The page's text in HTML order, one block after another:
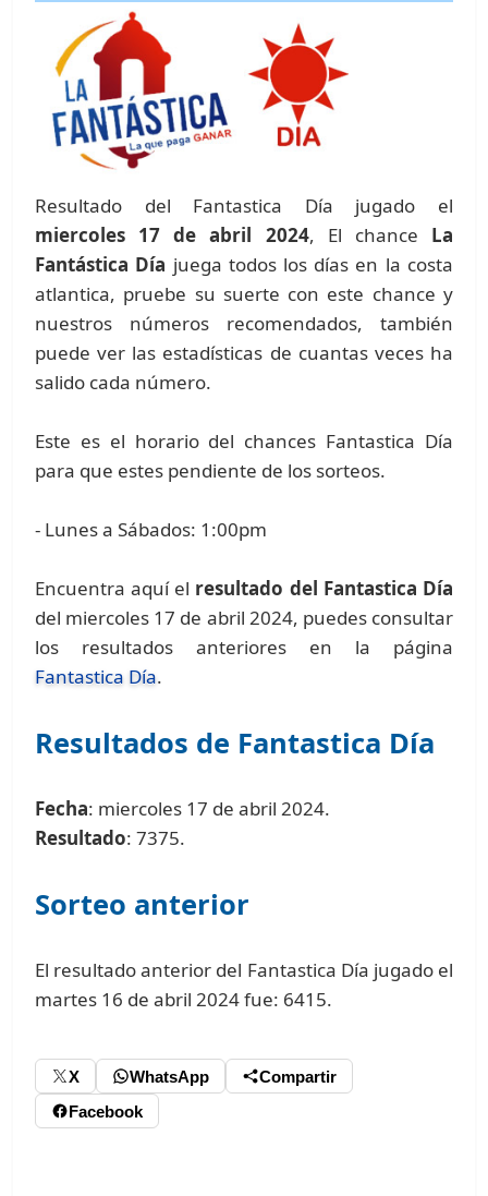
Resultado del Fantastica Día jugado el
miercoles 17 de abril 2024, El chance La
Fantástica Día juega todos los días en la costa
atlantica, pruebe su suerte con este chance y
nuestros números recomendados, también
puede ver las estadísticas de cuantas veces ha
salido cada número.
Este es el horario del chances Fantastica Día
para que estes pendiente de los sorteos.
- Lunes a Sábados: 1:00pm
Encuentra aquí el resultado del Fantastica Día
del miercoles 17 de abril 2024, puedes consultar
los resultados anteriores en la página
Fantastica Día.
Resultados de Fantastica Día
Fecha: miercoles 17 de abril 2024.
Resultado: 7375.
Sorteo anterior
El resultado anterior del Fantastica Día jugado el
martes 16 de abril 2024 fue: 6415.
X WhatsApp
Compartir
Facebook